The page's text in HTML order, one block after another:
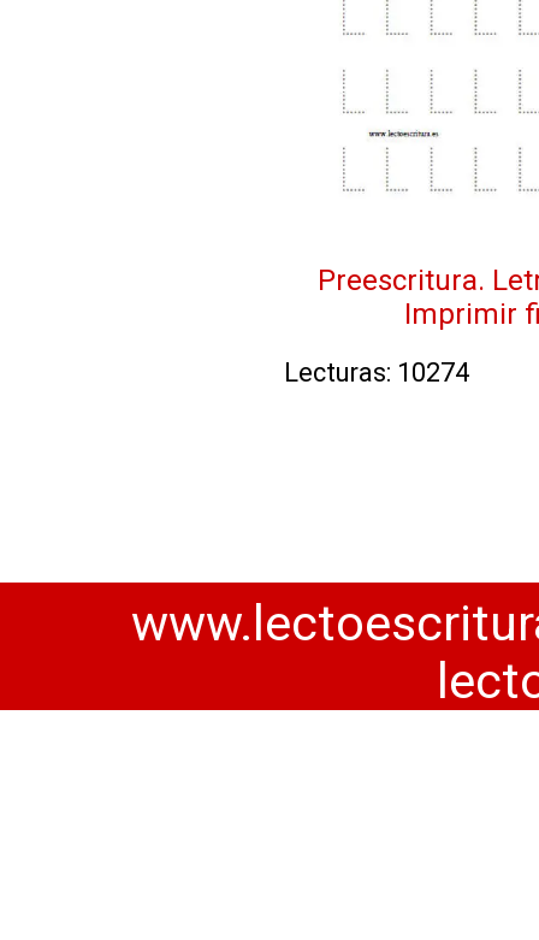
Preescritura.
Imprimir
Lecturas: 10274